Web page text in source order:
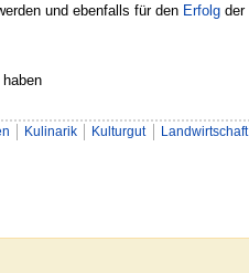
und ebenfalls für den Erfolg der
Kulinarik Kulturgut Landwirtschaft